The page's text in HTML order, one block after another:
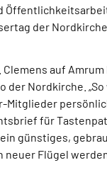
der
auf
der Nordkirche.
Mitglieder
für
günstiges,
neuer Flügel